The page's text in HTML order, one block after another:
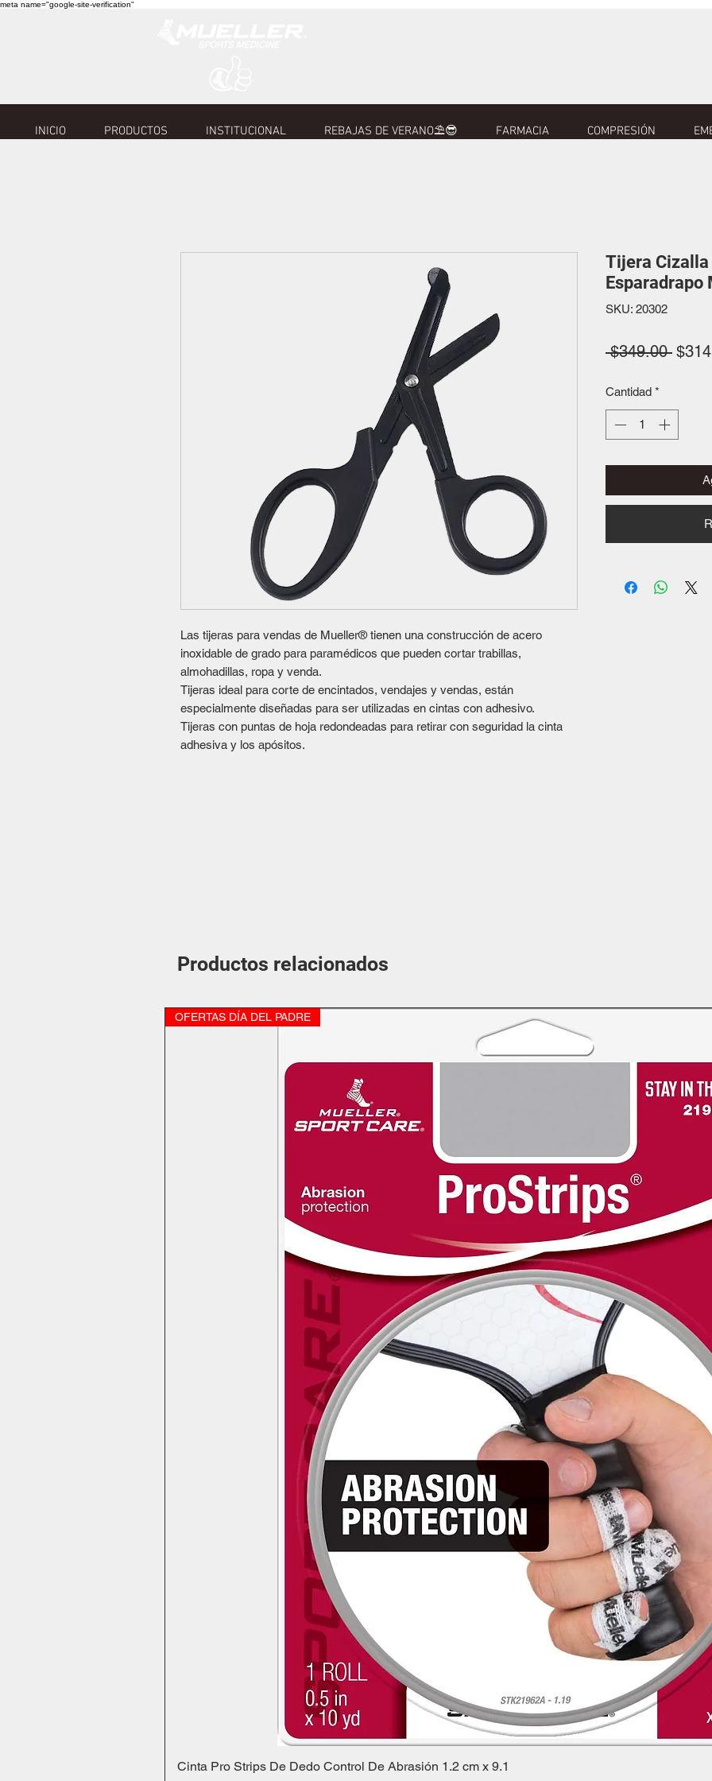
meta name="google-site-verification"
INICIO PRODUCTOS INSTITUCIONAL REBAJAS DE VERANO⛱️😎 FARMACIA COMPRESIÓN
Las tijeras para vendas de Mueller® tienen una construcción de acero
inoxidable de grado para paramédicos que pueden cortar trabillas,
almohadillas, ropa y venda.
Tijeras ideal para corte de encintados, vendajes y vendas, están
especialmente diseñadas para ser utilizadas en cintas con adhesivo.
Tijeras con puntas de hoja redondeadas para retirar con seguridad la cinta
adhesiva y los apósitos.
Tijera Cizalla
Esparadrapo
SKU: 20302
$349.00 Precio
Cantidad *
Productos relacionados
Vista rápida
OFERTAS DÍA DEL PADRE
Cinta Pro Strips De Dedo Control De Abrasión 1.2 cm x 9.1